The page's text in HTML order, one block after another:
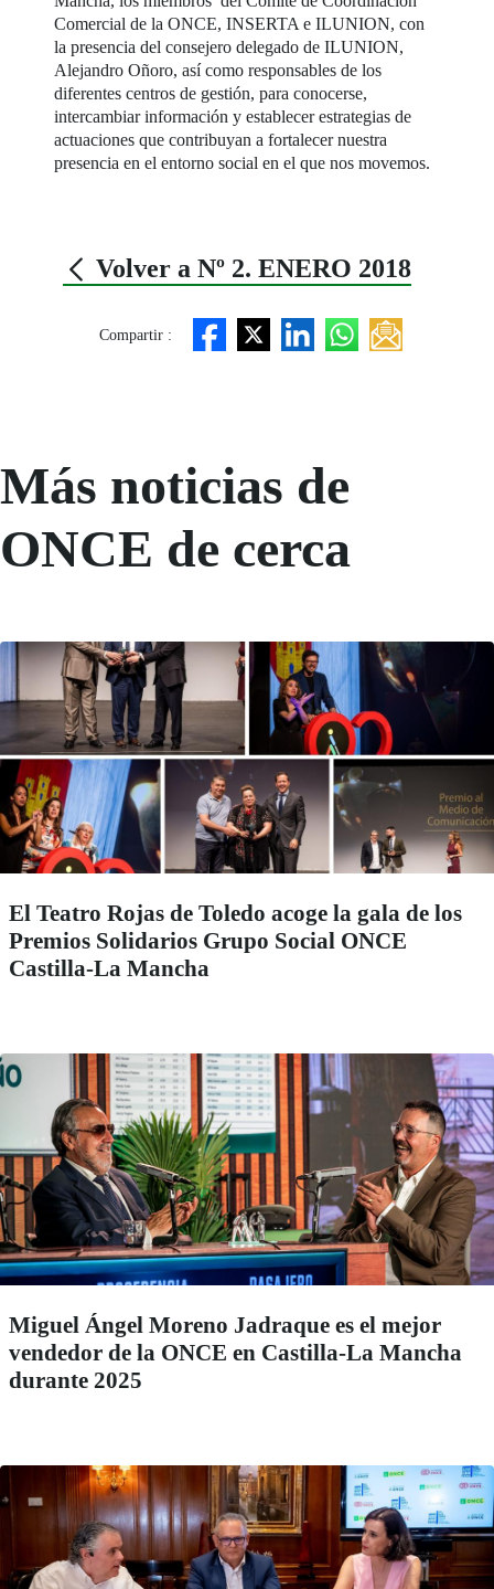
Comercial de la ONCE, INSERTA e ILUNION, con
la presencia del consejero delegado de ILUNION,
Alejandro Oñoro, así como responsables de los
diferentes centros de gestión, para conocerse,
intercambiar información y establecer estrategias de
actuaciones que contribuyan a fortalecer nuestra
presencia en el entorno social en el que nos movemos.
Volver a Nº 2. ENERO 2018
Compartir :
Más noticias de
ONCE de cerca
El Teatro Rojas de Toledo acoge la gala de los
Premios Solidarios Grupo Social ONCE
Castilla-La Mancha
Miguel Ángel Moreno Jadraque es el mejor
vendedor de la ONCE en Castilla-La Mancha
durante 2025